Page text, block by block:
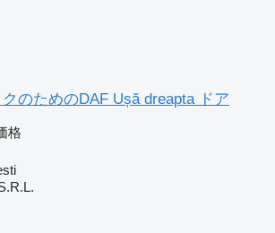
のためのDAF Ușă dreapta ドア
格